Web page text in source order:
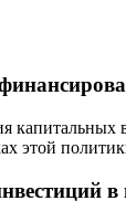
этой
в